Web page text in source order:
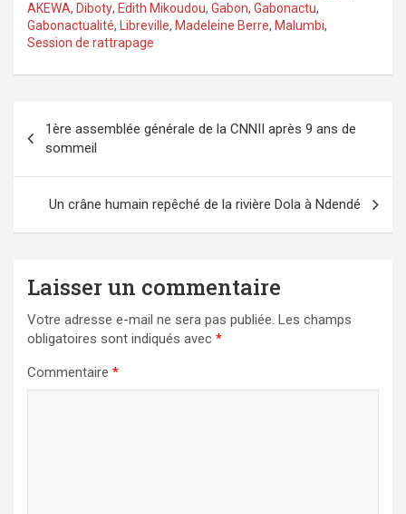
AKEWA, Diboty, Edith Mikoudou, Gabon, Gabonactu,
Gabonactualité, Libreville, Madeleine Berre, Malumbi,
Session de rattrapage
de
l’article
1ère assemblée générale de la CNNII après 9 ans de
sommeil
Un crâne humain repêché de la rivière Dola à Ndendé
Laisser un commentaire
Votre adresse e-mail ne sera pas publiée. Les champs
obligatoires sont indiqués avec *
Commentaire *